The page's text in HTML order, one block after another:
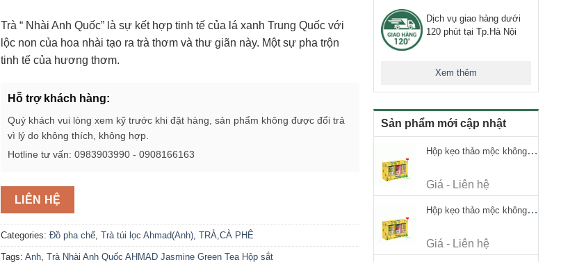
Dịch vụ giao hàng dưới
120 phút tại Tp.Hà Nội
Xem thêm
Sản phẩm mới cập nhật
Hộp kẹo thảo mộc không đường Ricola Signature 112.5g
Giá - Liên hệ
Hộp kẹo thảo mộc không đường Ricola Signature 112.5g
Giá - Liên hệ
Trà “ Nhài Anh Quốc” là sự kết hợp tinh tế của lá xanh Trung Quốc với
lộc non của hoa nhài tạo ra trà thơm và thư giãn này. Một sự pha trộn
tinh tế của hương thơm.
Hỗ trợ khách hàng:
Quý khách vui lòng xem kỹ trước khi đặt hàng, sản phẩm không được đổi trả
vì lý do không thích, không hợp.
Hotline tư vấn: 0983903990 - 0908166163
LIÊN HỆ
Categories: Đồ pha chế Trà túi lọc Ahmad(Anh) TRÀ,CÀ PHÊ
Tags: Anh Trà Nhài Anh Quốc AHMAD Jasmine Green Tea Hộp sắt